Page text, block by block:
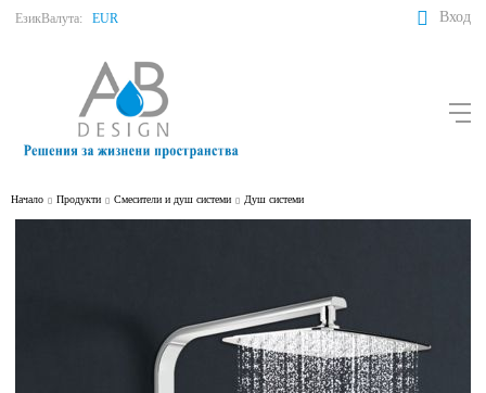
ЕзикВалута: EUR Вход
Начало Продукти Смесители и душ системи Душ системи